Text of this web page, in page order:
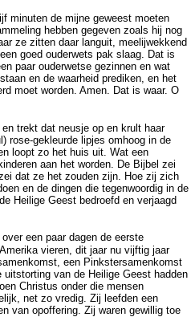
minuten de mijne geweest moeten
hebben gegeven zoals hij nog
ze zitten daar languit, meelijwekkend
goed ouderwets pak slaag. Dat is
paar ouderwetse gezinnen en wat
en de waarheid prediken, en het
moet worden. Amen. Dat is waar. O
trekt dat neusje op en krult haar
rose-gekleurde lipjes omhoog in de
loopt zo het huis uit. Wat een
aan het worden. De Bijbel zei
dat ze het zouden zijn. Hoe zij zich
en de dingen die tegenwoordig in de
Heilige Geest bedroefd en verjaagd
een paar dagen de eerste
vieren, dit jaar nu vijftig jaar
een Pinkstersamenkomst
van de Heilige Geest hadden
Christus onder die mensen
net zo vredig. Zij leefden een
van opoffering. Zij waren gewillig toe